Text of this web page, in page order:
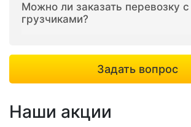
Можно ли заказать перевозку с
грузчиками?
Задать вопрос
Наши акции